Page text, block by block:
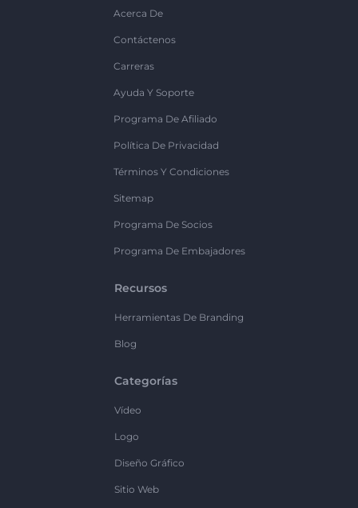
Acerca De
Contáctenos
Carreras
Ayuda Y Soporte
Programa De Afiliado
Política De Privacidad
Términos Y Condiciones
Sitemap
Programa De Socios
Programa De Embajadores
Recursos
Herramientas De Branding
Blog
Categorías
Vídeo
Logo
Diseño Gráfico
Sitio Web